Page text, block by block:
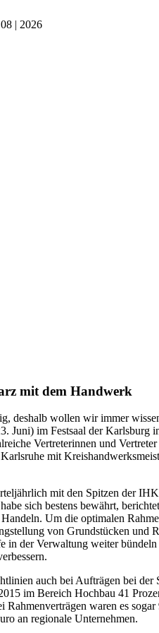
| 2026
mit dem Handwerk
deshalb wollen wir immer
Juni) im Festsaal der
Vertreterinnen und
mit
mit den Spitzen der
sich bestens bewährt,
Um die optimalen
von Grundstücken und
der Verwaltung weiter
auch bei Aufträgen bei
im Bereich Hochbau 41
waren es
an regionale Unternehmen.